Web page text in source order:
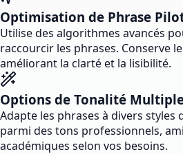
Optimisation de Phrase
Utilise des algorithmes avancés
raccourcir les phrases. Conserve
améliorant la clarté et la lisibilité.
Options de Tonalité
Adapte les phrases à divers styles
parmi des tons professionnels,
académiques selon vos besoins.